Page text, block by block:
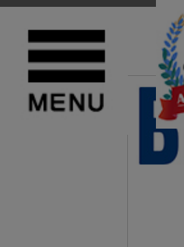
>
NEW PICK UP
正規取扱店 BIRKENSTOCK (ビルケンシ